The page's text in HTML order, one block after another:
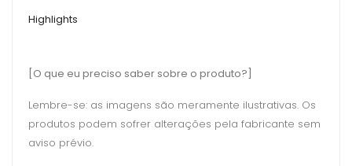
Highlights
[O que eu preciso saber sobre o produto?]
Lembre-se: as imagens são meramente ilustrativas. Os
produtos podem sofrer alterações pela fabricante sem
aviso prévio.